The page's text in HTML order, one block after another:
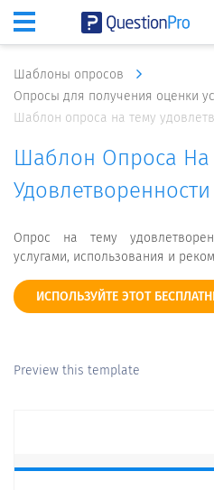
Шаблоны опросов
Опросы для получения оценки
Шаблон опроса на тему
Шаблон Опроса На
Опрос на тему
услугами, использования и
ИСПОЛЬЗУЙТЕ ЭТОТ
Preview this template